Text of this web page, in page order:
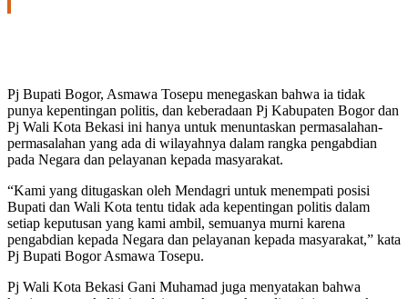
Pj Bupati Bogor, Asmawa Tosepu menegaskan bahwa ia tidak
punya kepentingan politis, dan keberadaan Pj Kabupaten Bogor dan
Pj Wali Kota Bekasi ini hanya untuk menuntaskan permasalahan-
permasalahan yang ada di wilayahnya dalam rangka pengabdian
pada Negara dan pelayanan kepada masyarakat.
“Kami yang ditugaskan oleh Mendagri untuk menempati posisi
Bupati dan Wali Kota tentu tidak ada kepentingan politis dalam
setiap keputusan yang kami ambil, semuanya murni karena
pengabdian kepada Negara dan pelayanan kepada masyarakat,” kata
Pj Bupati Bogor Asmawa Tosepu.
Pj Wali Kota Bekasi Gani Muhamad juga menyatakan bahwa